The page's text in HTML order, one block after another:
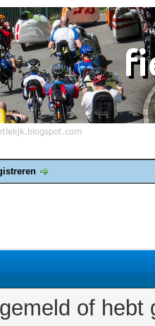
of